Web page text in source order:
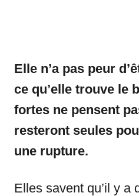
Elle n’a pas peur
ce qu’elle trouve le
fortes ne pensent
resteront seules
une rupture.
Elles savent qu’il y a